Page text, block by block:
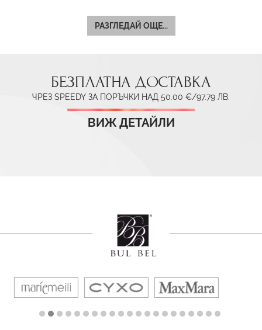
РАЗГЛЕДАЙ ОЩЕ...
БЕЗПЛАТНА ДОСТАВКА
ЧРЕЗ SPEEDY ЗА ПОРЪЧКИ НАД 50.00 €/97.79 ЛВ.
ВИЖ ДЕТАЙЛИ